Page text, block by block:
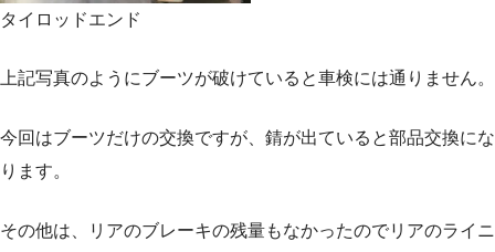
タイロッドエンド
上記写真のようにブーツが破けていると車検には通りません。
今回はブーツだけの交換ですが、錆が出ていると部品交換にな
ります。
その他は、リアのブレーキの残量もなかったのでリアのライニ